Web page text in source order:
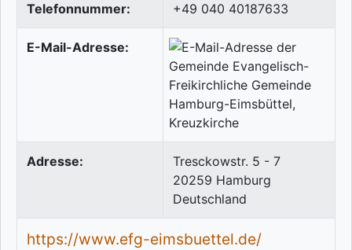
Telefonnummer: +49 040 40187633
E-Mail-Adresse:
Adresse:
Tresckowstr. 5 - 7
20259 Hamburg
Deutschland
https://www.efg-eimsbuettel.de/